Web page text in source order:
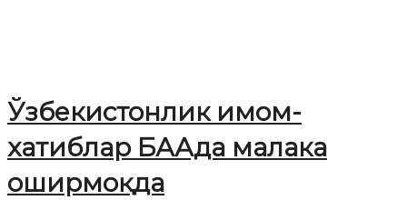
Ўзбекистонлик имом-
хатиблар БААда малака
оширмоқда